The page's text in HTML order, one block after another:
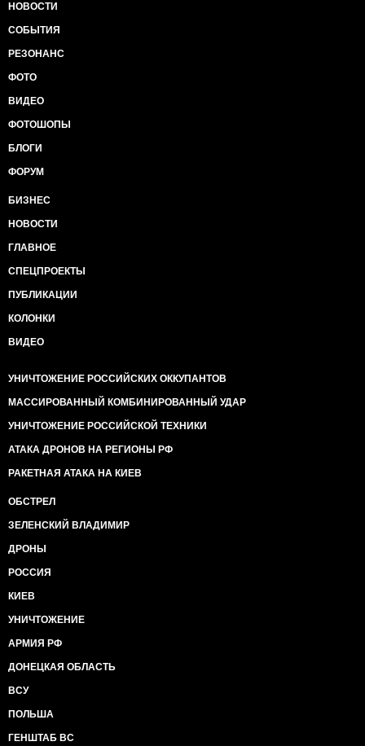
НОВОСТИ
СОБЫТИЯ
РЕЗОНАНС
ФОТО
ВИДЕО
ФОТОШОПЫ
БЛОГИ
ФОРУМ
БИЗНЕС
НОВОСТИ
ГЛАВНОЕ
СПЕЦПРОЕКТЫ
ПУБЛИКАЦИИ
КОЛОНКИ
ВИДЕО
УНИЧТОЖЕНИЕ РОССИЙСКИХ ОККУПАНТОВ
МАССИРОВАННЫЙ КОМБИНИРОВАННЫЙ УДАР
УНИЧТОЖЕНИЕ РОССИЙСКОЙ ТЕХНИКИ
АТАКА ДРОНОВ НА РЕГИОНЫ РФ
РАКЕТНАЯ АТАКА НА КИЕВ
ОБСТРЕЛ
ЗЕЛЕНСКИЙ ВЛАДИМИР
ДРОНЫ
РОССИЯ
КИЕВ
УНИЧТОЖЕНИЕ
АРМИЯ РФ
ДОНЕЦКАЯ ОБЛАСТЬ
ВСУ
ПОЛЬША
ГЕНШТАБ ВС